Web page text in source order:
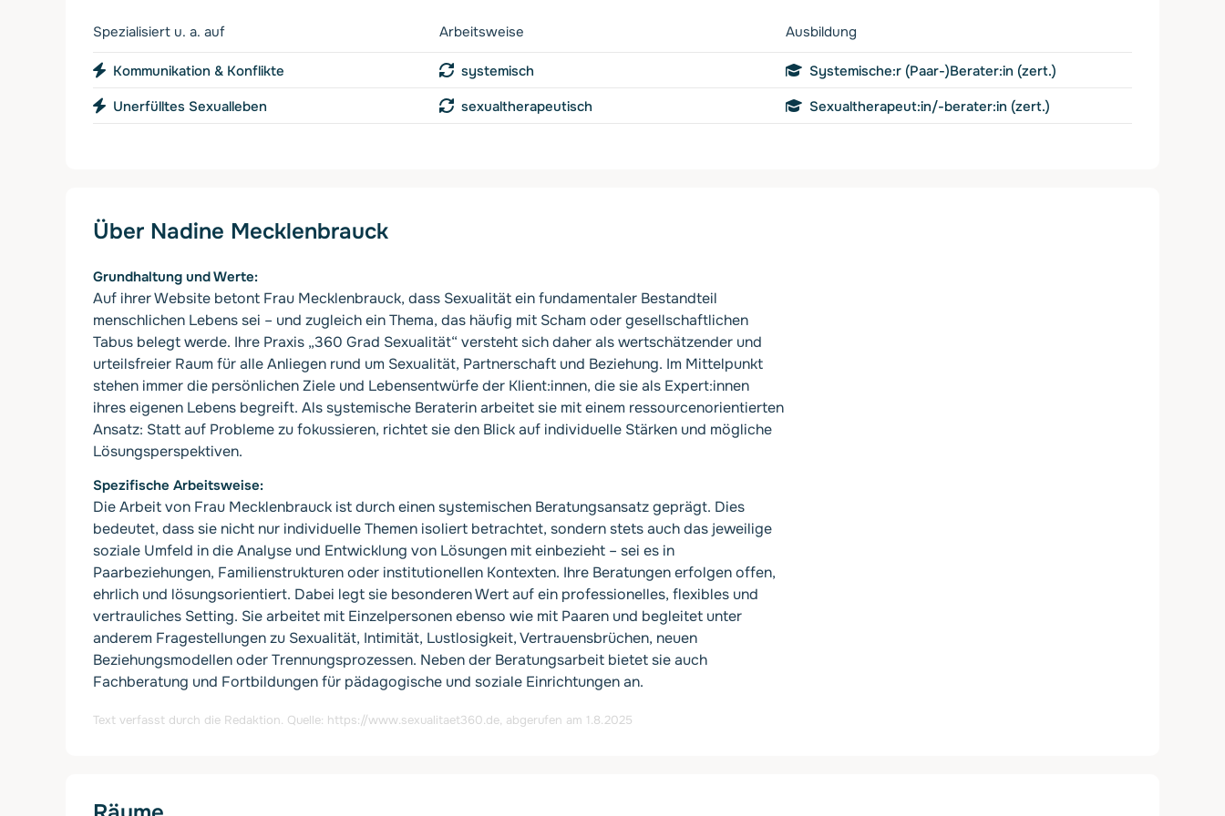
Spezialisiert u. a. auf
Kommunikation & Konflikte
Unerfülltes Sexualleben
Arbeitsweise
systemisch
sexualtherapeutisch
Ausbildung
Systemische:r (Paar-)Berater:in (zert.)
Sexualtherapeut:in/-berater:in (zert.)
Über Nadine Mecklenbrauck
Grundhaltung und Werte
Auf ihrer Website betont Frau Mecklenbrauck, dass Sexualität ein fundamentaler Bestandteil
menschlichen Lebens sei – und zugleich ein Thema, das häufig mit Scham oder gesellschaftlichen
Tabus belegt werde. Ihre Praxis „360 Grad Sexualität“ versteht sich daher als wertschätzender und
urteilsfreier Raum für alle Anliegen rund um Sexualität, Partnerschaft und Beziehung. Im Mittelpunkt
stehen immer die persönlichen Ziele und Lebensentwürfe der Klient:innen, die sie als Expert:innen
ihres eigenen Lebens begreift. Als systemische Beraterin arbeitet sie mit einem ressourcenorientierten
Ansatz: Statt auf Probleme zu fokussieren, richtet sie den Blick auf individuelle Stärken und mögliche
Lösungsperspektiven.
Spezifische Arbeitsweise
Die Arbeit von Frau Mecklenbrauck ist durch einen systemischen Beratungsansatz geprägt. Dies
bedeutet, dass sie nicht nur individuelle Themen isoliert betrachtet, sondern stets auch das jeweilige
soziale Umfeld in die Analyse und Entwicklung von Lösungen mit einbezieht – sei es in
Paarbeziehungen, Familienstrukturen oder institutionellen Kontexten. Ihre Beratungen erfolgen offen,
ehrlich und lösungsorientiert. Dabei legt sie besonderen Wert auf ein professionelles, flexibles und
vertrauliches Setting. Sie arbeitet mit Einzelpersonen ebenso wie mit Paaren und begleitet unter
anderem Fragestellungen zu Sexualität, Intimität, Lustlosigkeit, Vertrauensbrüchen, neuen
Beziehungsmodellen oder Trennungsprozessen. Neben der Beratungsarbeit bietet sie auch
Fachberatung und Fortbildungen für pädagogische und soziale Einrichtungen an.
Text verfasst durch die Redaktion. Quelle: https://www.sexualitaet360.de, abgerufen am 1.8.2025